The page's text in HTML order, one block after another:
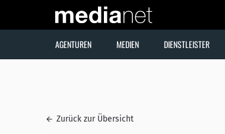
AGENTUREN MEDIEN DIENSTLEISTER
Zurück zur Übersicht